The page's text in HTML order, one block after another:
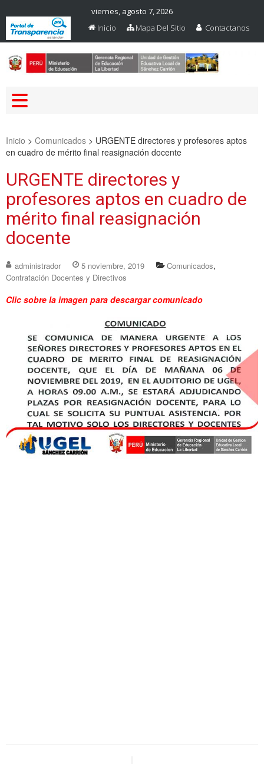
viernes, agosto 7, 2026
Inicio
Mapa Del Sitio Contactanos
Inicio > Comunicados > URGENTE directores y profesores aptos
en cuadro de mérito final reasignación docente
URGENTE directores y
profesores aptos en cuadro de
mérito final reasignación
docente
administrador 5 noviembre, 2019 Comunicados,
Contratación Docentes y Directivos
Clic sobre la imagen para descargar comunicado